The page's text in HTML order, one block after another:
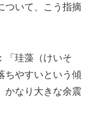
ついて、こう指摘
「珪藻（けいそ
ちやすいという傾
かなり大きな余震